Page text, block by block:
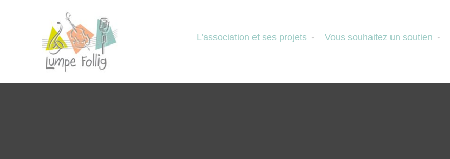
L’association et ses projets Vous souhaitez un soutien